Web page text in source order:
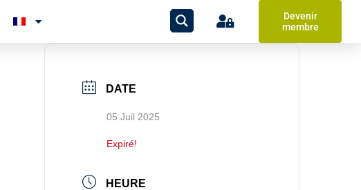
Devenir
membre
DATE
05 Juil 2025
Expiré!
HEURE